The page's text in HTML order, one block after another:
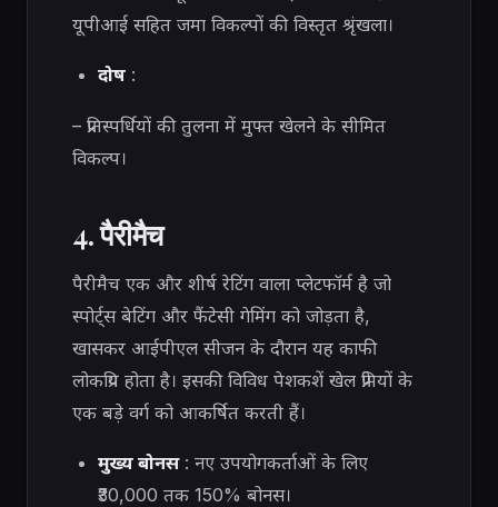
यूपीआई सहित जमा विकल्पों की विस्तृत श्रृंखला।
दोष:
– प्रतिस्पर्धियों की तुलना में मुफ्त खेलने के सीमित
विकल्प।
4. पैरीमैच
पैरीमैच एक और शीर्ष रेटिंग वाला प्लेटफॉर्म है जो
स्पोर्ट्स बेटिंग और फैंटेसी गेमिंग को जोड़ता है,
खासकर आईपीएल सीजन के दौरान यह काफी
लोकप्रिय होता है। इसकी विविध पेशकशें खेल प्रेमियों के
एक बड़े वर्ग को आकर्षित करती हैं।
मुख्य बोनस: नए उपयोगकर्ताओं के लिए
₹30,000 तक 150% बोनस।